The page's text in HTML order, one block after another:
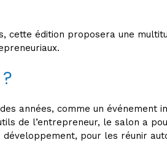
cette édition proposera une
années, comme un
de l’entrepreneur, le salon a
pour les réunir